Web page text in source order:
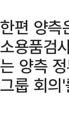
한편 양측
소용품검
는 양측
그룹 회의